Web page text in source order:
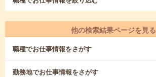
他の検索結果ページを見る
職種でお仕事情報をさがす
勤務地でお仕事情報をさがす